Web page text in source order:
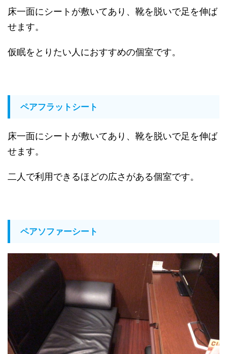
床一面にシートが敷いてあり、靴を脱いで足を伸ば
せます。
仮眠をとりたい人におすすめの個室です。
ペアフラットシート
床一面にシートが敷いてあり、靴を脱いで足を伸ば
せます。
二人で利用できるほどの広さがある個室です。
ペアソファーシート